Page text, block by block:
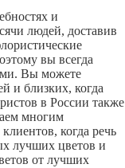
и
людей, доставив
вы всегда
Вы можете
и близких, когда
в России также
многим
когда речь
лучших цветов и
от лучших